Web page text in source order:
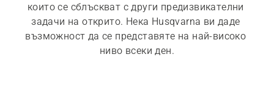
които се сблъскват с други предизвикателни
задачи на открито. Нека Husqvarna ви даде
възможност да се представяте на най-високо
ниво всеки ден.